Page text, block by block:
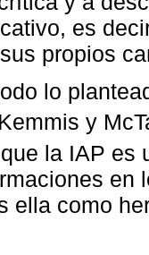
es
propios
lo
y
la IAP es
en
ella como